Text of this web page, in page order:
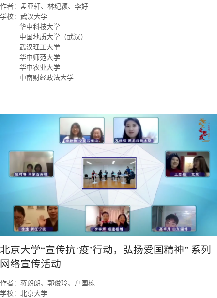
作者：孟亚轩、林纪颖、李好
学校：武汉大学
华中科技大学
中国地质大学（武汉）
武汉理工大学
华中师范大学
华中农业大学
中南财经政法大学
北京大学“宣传抗‘疫’行动，弘扬爱国精神” 系列
网络宣传活动
作者：蒋朗朗、郭俊玲、户国栋
学校：北京大学